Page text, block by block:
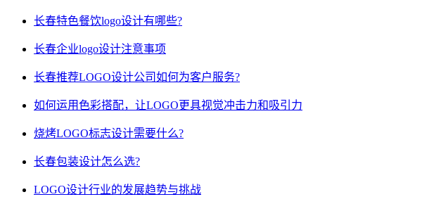
长春特色餐饮logo设计有哪些?
长春企业logo设计注意事项
长春推荐LOGO设计公司如何为客户服务?
如何运用色彩搭配，让LOGO更具视觉冲击力和吸引力
烧烤LOGO标志设计需要什么?
长春包装设计怎么选?
LOGO设计行业的发展趋势与挑战